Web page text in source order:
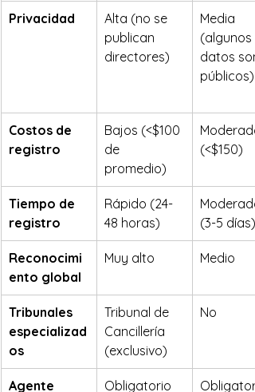
Privacidad
Alta (no se
publican
directores)
Media
(algunos
datos son
públicos)
Costos de
registro
Bajos (<$100
de
promedio)
(<$150)
Tiempo de
registro
Rápido (24-
48 horas)
(3-5 días)
Reconocimi
ento global
Muy alto Medio
Tribunales
especializad
os
Tribunal de
Cancillería
(exclusivo)
No
Agente Obligatorio